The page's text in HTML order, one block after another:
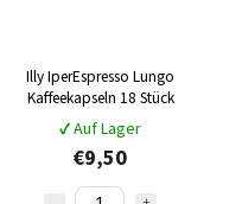
Illy IperEspresso Lungo
Kaffeekapseln 18 Stück
✔ Auf Lager
€9,50